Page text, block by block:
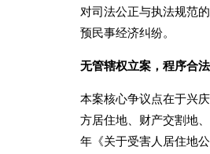
对司法公正与执法规范
预民事经济纠纷。
无管辖权立案，程序合
本案核心争议点在于兴
方居住地、财产交割地
年《关于受害人居住地